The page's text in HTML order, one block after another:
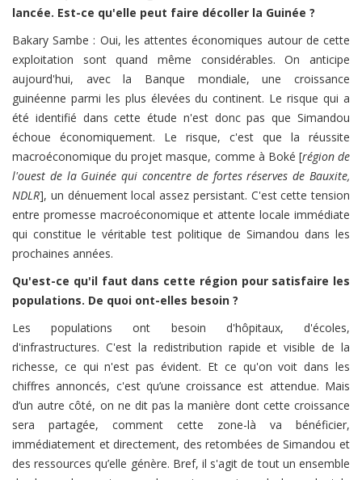
lancée. Est-ce qu'elle peut faire décoller la Guinée ?
Bakary Sambe : Oui, les attentes économiques autour de cette
exploitation sont quand même considérables. On anticipe
aujourd'hui, avec la Banque mondiale, une croissance
guinéenne parmi les plus élevées du continent. Le risque qui a
été identifié dans cette étude n'est donc pas que Simandou
échoue économiquement. Le risque, c'est que la réussite
macroéconomique du projet masque, comme à Boké [région de
l'ouest de la Guinée qui concentre de fortes réserves de Bauxite,
NDLR], un dénuement local assez persistant. C'est cette tension
entre promesse macroéconomique et attente locale immédiate
qui constitue le véritable test politique de Simandou dans les
prochaines années.
Qu'est-ce qu'il faut dans cette région pour satisfaire les
populations. De quoi ont-elles besoin ?
Les populations ont besoin d'hôpitaux, d'écoles,
d'infrastructures. C'est la redistribution rapide et visible de la
richesse, ce qui n'est pas évident. Et ce qu'on voit dans les
chiffres annoncés, c'est qu’une croissance est attendue. Mais
d’un autre côté, on ne dit pas la manière dont cette croissance
sera partagée, comment cette zone-là va bénéficier,
immédiatement et directement, des retombées de Simandou et
des ressources qu’elle génère. Bref, il s'agit de tout un ensemble